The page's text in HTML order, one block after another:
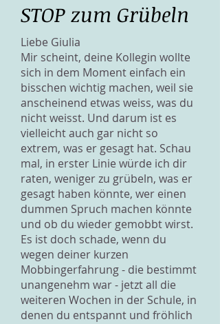
STOP zum Grübeln
Liebe Giulia
Mir scheint, deine Kollegin wollte
sich in dem Moment einfach ein
bisschen wichtig machen, weil sie
anscheinend etwas weiss, was du
nicht weisst. Und darum ist es
vielleicht auch gar nicht so
extrem, was er gesagt hat. Schau
mal, in erster Linie würde ich dir
raten, weniger zu grübeln, was er
gesagt haben könnte, wer einen
dummen Spruch machen könnte
und ob du wieder gemobbt wirst.
Es ist doch schade, wenn du
wegen deiner kurzen
Mobbingerfahrung - die bestimmt
unangenehm war - jetzt all die
weiteren Wochen in der Schule, in
denen du entspannt und fröhlich